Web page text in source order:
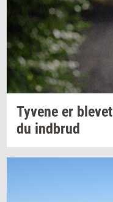
Ty­ve­ne er ble­vet
du ind­brud